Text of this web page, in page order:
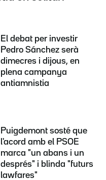
El debat per investir
Pedro Sánchez serà
dimecres i dijous, en
plena campanya
antiamnistia
Puigdemont sosté que
l'acord amb el PSOE
marca "un abans i un
després" i blinda "futurs
lawfares"